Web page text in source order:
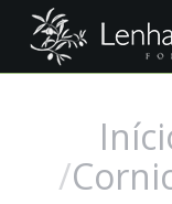
Você está aqui: